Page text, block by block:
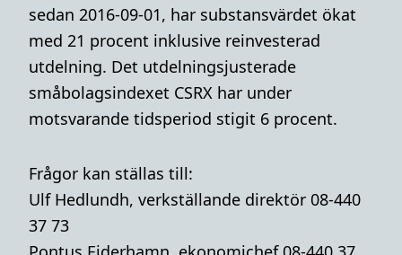
sedan 2016-09-01, har substansvärdet ökat
med 21 procent inklusive reinvesterad
utdelning. Det utdelningsjusterade
småbolagsindexet CSRX har under
motsvarande tidsperiod stigit 6 procent.
Frågor kan ställas till:
Ulf Hedlundh, verkställande direktör 08-440
37 73